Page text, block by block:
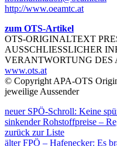
http://www.oeamtc.at
zum OTS-Artikel
OTS-ORIGINALTEXT
AUSSCHLIESSLICHER
VERANTWORTUNG DES
www.ots.at
© Copyright APA-OTS
jeweilige Aussender
neuer SPÖ-Schroll: Keine
sinkender Rohstoffpreise –
zurück zur Liste
älter FPÖ – Hafenecker: Es